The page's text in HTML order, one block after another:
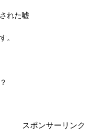
れた嘘
。
スポンサーリンク